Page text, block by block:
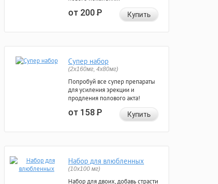
от 200Р Купить
Супер набор
(2х160мг, 4х80мг)
Попробуй все супер препараты
для усиления эрекции и
продления полового акта!
от 158Р Купить
Набор для влюбленных
(10х100 мг)
Набор для двоих, добавь страсти